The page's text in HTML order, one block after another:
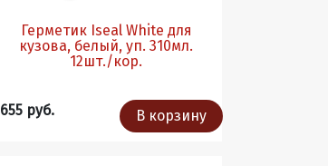
Герметик Iseal White для
кузова, белый, уп. 310мл.
12шт./кор.
655 руб. В корзину